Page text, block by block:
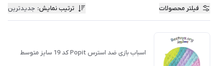
فیلتر محصولات ترتیب نمایش: جدیدترین
اسباب بازی ضد استرس Popit کد 19 سایز متوسط